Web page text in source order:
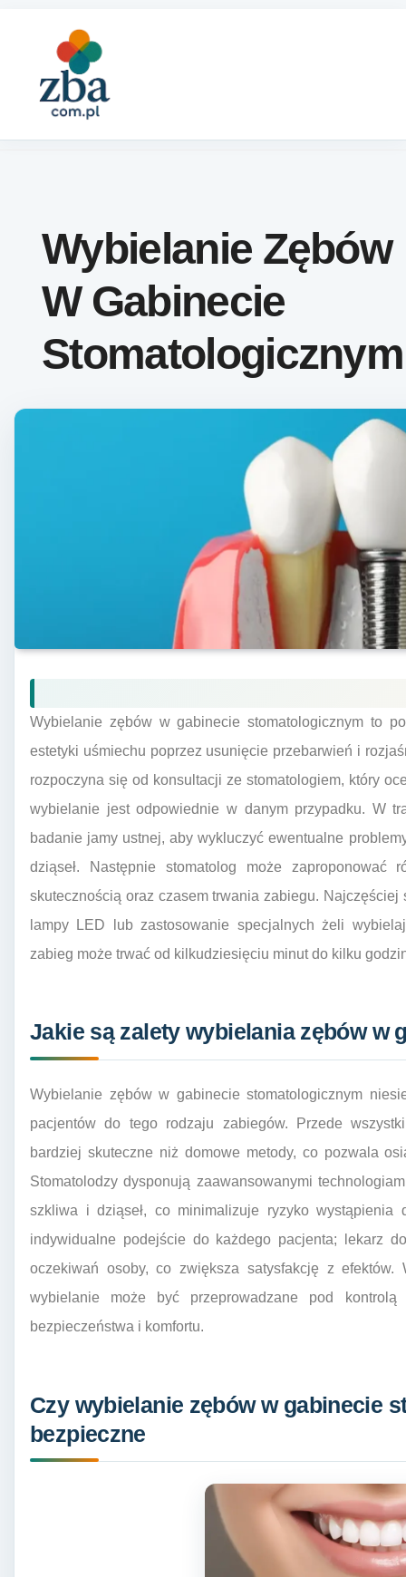
Wybielanie Zębów
W Gabinecie
Stomatologicznym
Wybielanie zębów w gabinecie stomatologicznym to
estetyki uśmiechu poprzez usunięcie przebarwień i
rozpoczyna się od konsultacji ze stomatologiem, który
wybielanie jest odpowiednie w danym przypadku. W
badanie jamy ustnej, aby wykluczyć ewentualne
dziąseł. Następnie stomatolog może
skutecznością oraz czasem trwania zabiegu.
lampy LED lub zastosowanie specjalnych żeli
zabieg może trwać od kilkudziesięciu minut do kilku
Jakie są zalety wybielania zębów w
Wybielanie zębów w gabinecie stomatologicznym
pacjentów do tego rodzaju zabiegów. Przede
bardziej skuteczne niż domowe metody, co pozwala
Stomatolodzy dysponują zaawansowanymi
szkliwa i dziąseł, co minimalizuje ryzyko wystąpienia
indywidualne podejście do każdego pacjenta; lekarz
oczekiwań osoby, co zwiększa satysfakcję z efektów.
wybielanie może być przeprowadzane pod
bezpieczeństwa i komfortu.
Czy wybielanie zębów w gabinecie
bezpieczne